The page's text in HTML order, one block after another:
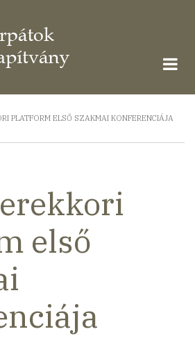
PLATFORM ELSŐ SZAKMAI KONFERENCIÁJA
első